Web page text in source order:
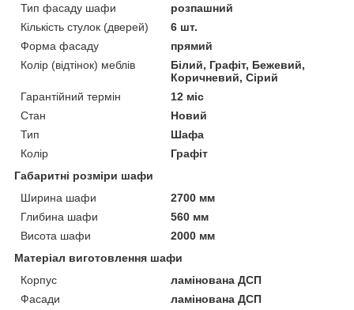
Тип фасаду шафи
розпашний
Кількість стулок (дверей)
6 шт.
Форма фасаду
прямий
Колір (відтінок) меблів
Білий, Графіт, Бежевий,
Коричневий, Сірий
Гарантійний термін
12 міс
Стан
Новий
Тип
Шафа
Колір
Графіт
Габаритні розміри шафи
Ширина шафи
2700 мм
Глибина шафи
560 мм
Висота шафи
2000 мм
Матеріал виготовлення шафи
Корпус
ламінована ДСП
Фасади
ламінована ДСП